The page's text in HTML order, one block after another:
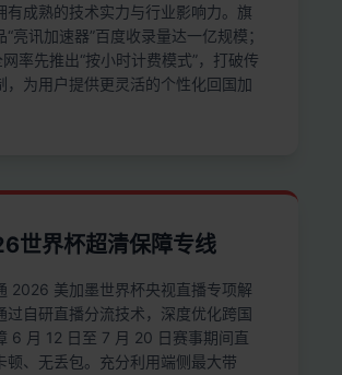
有成熟的技术实力与行业影响力。旗
“亮讯加速器”百度收录量达一亿规模；
率先推出“按小时计费模式”，打破传
，为用户提供更灵活的个性化回国加
世界杯超清保障专线
2026 美加墨世界杯央视直播专项解
过自研直播分流技术，深度优化跨国
6 月 12 日至 7 月 20 日赛事期间直
顿、无丢包。充分利用端侧最大带